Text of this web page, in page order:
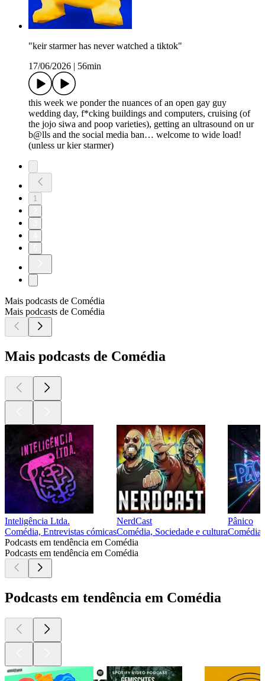
"keir starmer has never watched a tiktok"
17/06/2026
56min
this week we ponder the nuances of an open gay guy
wedding day, f*cking buildings and computers, cruising (of
the jojo siwa and poop varieties), getting an ultrasound on ur
b@lls and the social media ban… welcome to wide load!
(unless ur kier starmer)
1
Mais podcasts de Comédia
Mais podcasts de Comédia
Mais podcasts de Comédia
Inteligência Ltda.
Comédia, Entrevistas cómicas
NerdCast
Comédia, Sociedade e cultura
Pânico
Comédia
Podcasts em tendência em Comédia
Podcasts em tendência em Comédia
Podcasts em tendência em Comédia